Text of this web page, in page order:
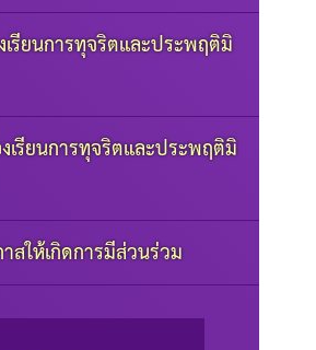
เรียนการทุจริตและประพฤติมิ
เรียนการทุจริตและประพฤติมิ
สให้เกิดการมีส่วนร่วม